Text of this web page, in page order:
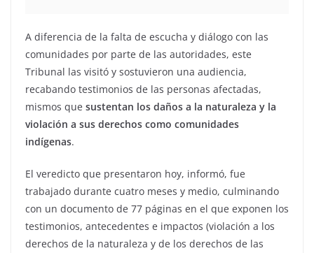
A diferencia de la falta de escucha y diálogo con las
comunidades por parte de las autoridades, este
Tribunal las visitó y sostuvieron una audiencia,
recabando testimonios de las personas afectadas,
mismos que sustentan los daños a la naturaleza y la
violación a sus derechos como comunidades
indígenas.
El veredicto que presentaron hoy, informó, fue
trabajado durante cuatro meses y medio, culminando
con un documento de 77 páginas en el que exponen los
testimonios, antecedentes e impactos (violación a los
derechos de la naturaleza y de los derechos de las